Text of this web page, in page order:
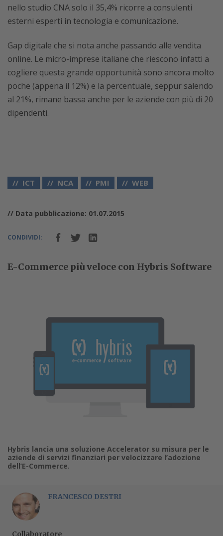
nello studio CNA solo il 35,4% ricorre a consulenti
esterni esperti in tecnologia e comunicazione.
Gap digitale che si nota anche passando alle vendita
online. Le micro-imprese italiane che riescono infatti a
cogliere questa grande opportunità sono ancora molto
poche (appena il 12%) e la percentuale, seppur salendo
al 21%, rimane bassa anche per le aziende con più di 20
dipendenti.
ICT NCA PMI WEB
// Data pubblicazione: 01.07.2015
CONDIVIDI:
E-Commerce più veloce con Hybris Software
Hybris lancia una soluzione Accelerator su misura per le
aziende di servizi finanziari per velocizzare l’adozione
dell’E-Commerce.
FRANCESCO DESTRI
Collaboratore